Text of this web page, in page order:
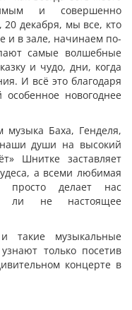
и совершенно
декабря, мы все, кто
и в зале, начинаем по-
самые волшебные
и чудо, дни, когда
И всё это благодаря
новогоднее
Баха, Генделя,
души на высокий
Шнитке заставляет
а всеми любимая
просто делает нас
ли не настоящее
такие музыкальные
только посетив
концерте в